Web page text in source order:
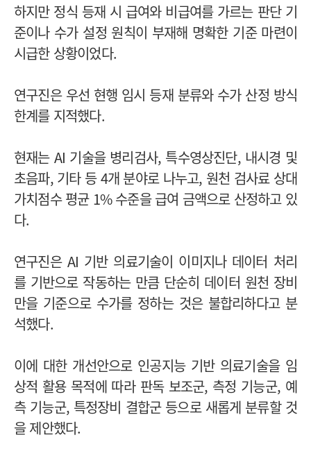
하지만 정식 등재 시 급여와 비급여를 가르는 판단 기
준이나 수가 설정 원칙이 부재해 명확한 기준 마련이
시급한 상황이었다.
연구진은 우선 현행 임시 등재 분류와 수가 산정 방식
한계를 지적했다.
현재는 AI 기술을 병리검사, 특수영상진단, 내시경 및
초음파, 기타 등 4개 분야로 나누고, 원천 검사료 상대
가치점수 평균 1% 수준을 급여 금액으로 산정하고 있
다.
연구진은 AI 기반 의료기술이 이미지나 데이터 처리
를 기반으로 작동하는 만큼 단순히 데이터 원천 장비
만을 기준으로 수가를 정하는 것은 불합리하다고 분
석했다.
이에 대한 개선안으로 인공지능 기반 의료기술을 임
상적 활용 목적에 따라 판독 보조군, 측정 기능군, 예
측 기능군, 특정장비 결합군 등으로 새롭게 분류할 것
을 제안했다.